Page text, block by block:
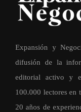
Expansión y
difusión de la
editorial activo y
100.000 lectores en
20 años de